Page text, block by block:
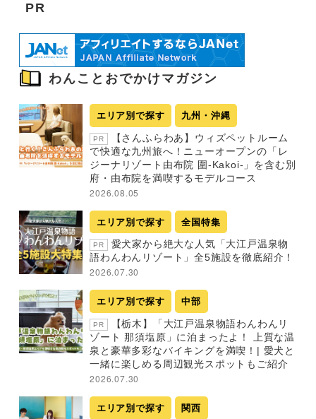
PR
わんことおでかけマガジン
エリア別で探す 九州・沖縄
PR
【さんふらわあ】ウィズペットルーム
で快適な九州旅へ！ニューオープンの「レ
ジーナリゾート由布院 圍-Kakoi-」を含む別
府・由布院を満喫するモデルコース
2026.08.05
エリア別で探す 全国特集
PR
愛犬家から絶大な人気「大江戸温泉物
語わんわんリゾート」全5施設を徹底紹介！
2026.07.30
エリア別で探す 中部
PR
【栃木】「大江戸温泉物語わんわんリ
ゾート 那須塩原」に泊まったよ！ 上質な温
泉と豪華多彩なバイキングを満喫！| 愛犬と
一緒に楽しめる周辺観光スポットもご紹介
2026.07.30
エリア別で探す 関西